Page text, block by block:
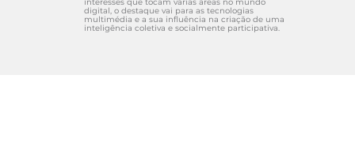
digital, o destaque vai para as tecnologias
multimédia e a sua influência na criação de uma
inteligência coletiva e socialmente participativa.